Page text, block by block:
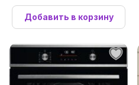
Добавить в корзину